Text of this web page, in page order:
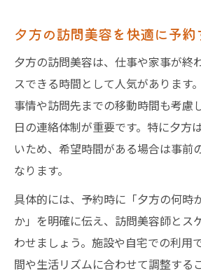
夕方の訪問美容を快適に予
夕方の訪問美容は、仕事や家事が終
スできる時間として人気があります
事情や訪問先までの移動時間も考慮
日の連絡体制が重要です。特に夕方
いため、希望時間がある場合は事前
なります。
具体的には、予約時に「夕方の何時
か」を明確に伝え、訪問美容師とス
わせましょう。施設や自宅での利用
間や生活リズムに合わせて調整する